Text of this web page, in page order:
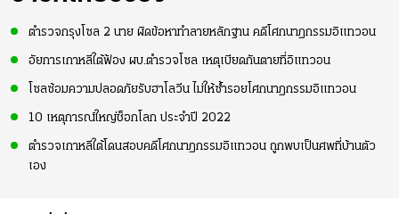
ตำรวจกรุงโซล 2 นาย ผิดข้อหาทำลายหลักฐาน คดีโศกนาฏกรรมอิแทวอน
อัยการเกาหลีใต้ฟ้อง ผบ.ตำรวจโซล เหตุเบียดกันตายที่อิแทวอน
โซลซ้อมความปลอดภัยรับฮาโลวีน ไม่ให้ซ้ำรอยโศกนาฏกรรมอิแทวอน
10 เหตุการณ์ใหญ่ช็อกโลก ประจำปี 2022
ตำรวจเกาหลีใต้โดนสอบคดีโศกนาฏกรรมอิแทวอน ถูกพบเป็นศพที่บ้านตัว
เอง